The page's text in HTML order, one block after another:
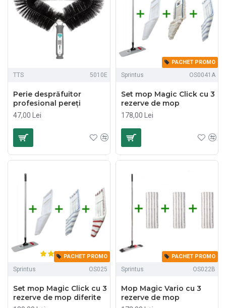
TTS 5010E
Perie desprăfuitor
profesional pereți
47,00 Lei
PACHET PROMO
Sprintus OS0041A
Set mop Magic Click cu 3
rezerve de mop
178,00 Lei
PACHET PROMO
Sprintus OS025
Set mop Magic Click cu 3
rezerve de mop diferite
PACHET PROMO
Sprintus OS022B
Mop Magic Vario cu 3
rezerve de mop